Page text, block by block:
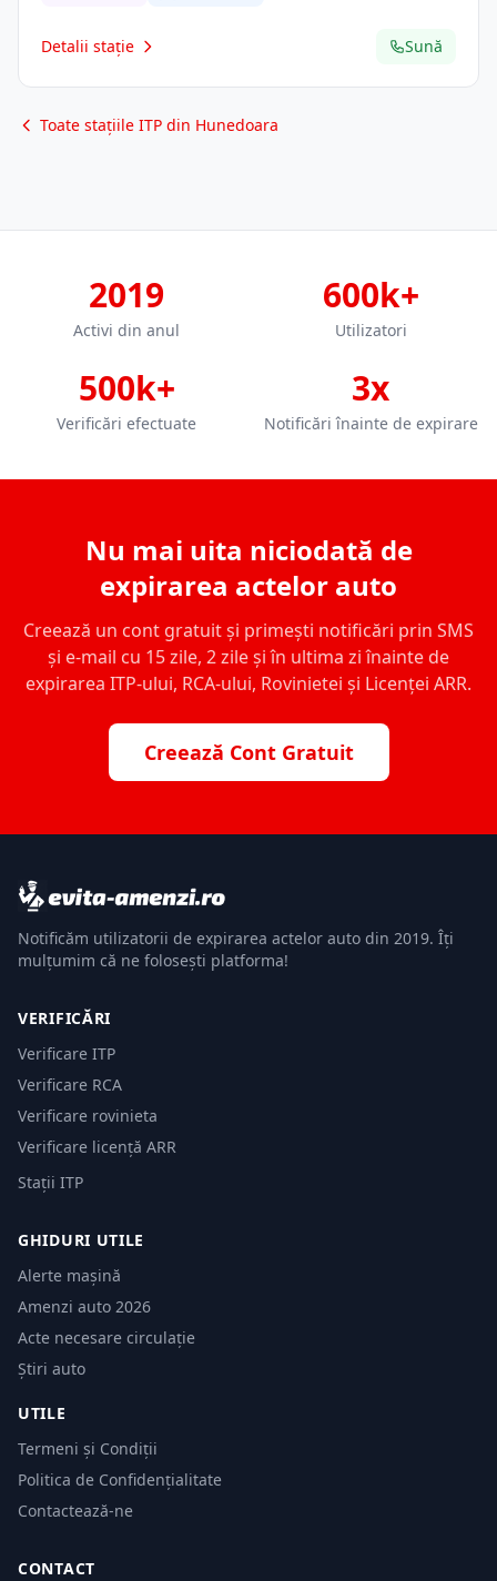
Detalii stație Sună
Toate stațiile ITP din Hunedoara
2019
Activi din anul
600k+
Utilizatori
500k+
Verificări efectuate
3x
Notificări înainte de expirare
Nu mai uita niciodată de
expirarea actelor auto
Creează un cont gratuit și primești notificări prin SMS
și e-mail cu 15 zile, 2 zile și în ultima zi înainte de
expirarea ITP-ului, RCA-ului, Rovinietei și Licenței ARR.
Creează Cont Gratuit
Notificăm utilizatorii de expirarea actelor auto din 2019. Îți
mulțumim că ne folosești platforma!
VERIFICĂRI
Verificare ITP
Verificare RCA
Verificare rovinieta
Verificare licență ARR
Stații ITP
GHIDURI UTILE
Alerte mașină
Amenzi auto 2026
Acte necesare circulație
Știri auto
UTILE
Termeni și Condiții
Politica de Confidențialitate
Contactează-ne
CONTACT